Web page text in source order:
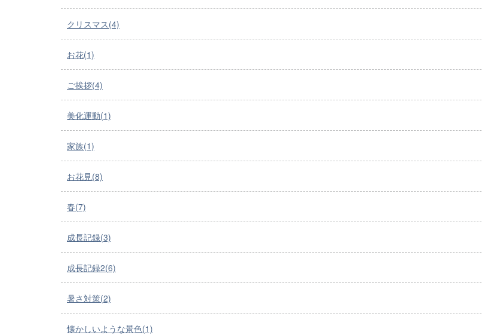
クリスマス(4)
お花(1)
ご挨拶(4)
美化運動(1)
家族(1)
お花見(8)
春(7)
成長記録(3)
成長記録2(6)
暑さ対策(2)
懐かしいような景色(1)